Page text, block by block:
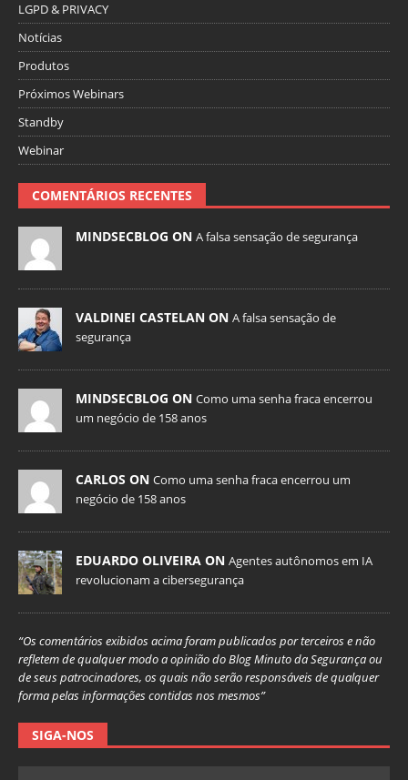
LGPD & PRIVACY
Notícias
Produtos
Próximos Webinars
Standby
Webinar
COMENTÁRIOS RECENTES
MINDSECBLOG ON A falsa sensação de segurança
VALDINEI CASTELAN ON A falsa sensação de
segurança
MINDSECBLOG ON Como uma senha fraca encerrou
um negócio de 158 anos
CARLOS ON Como uma senha fraca encerrou um
negócio de 158 anos
EDUARDO OLIVEIRA ON Agentes autônomos em IA
revolucionam a cibersegurança
“Os comentários exibidos acima foram publicados por terceiros e não
refletem de qualquer modo a opinião do Blog Minuto da Segurança ou
de seus patrocinadores, os quais não serão responsáveis de qualquer
forma pelas informações contidas nos mesmos”
SIGA-NOS